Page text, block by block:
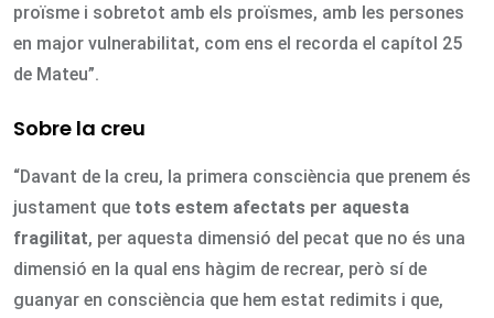
proïsme i sobretot amb els proïsmes, amb les persones
en major vulnerabilitat, com ens el recorda el capítol 25
de Mateu”.
Sobre la creu
“Davant de la creu, la primera consciència que prenem és
justament que tots estem afectats per aquesta
fragilitat, per aquesta dimensió del pecat que no és una
dimensió en la qual ens hàgim de recrear, però sí de
guanyar en consciència que hem estat redimits i que,